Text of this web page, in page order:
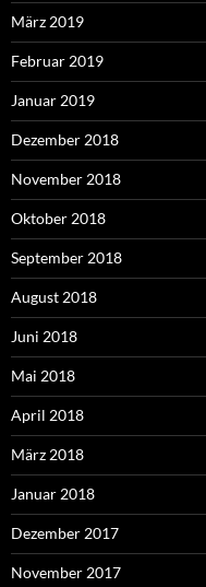
März 2019
Februar 2019
Januar 2019
Dezember 2018
November 2018
Oktober 2018
September 2018
August 2018
Juni 2018
Mai 2018
April 2018
März 2018
Januar 2018
Dezember 2017
November 2017